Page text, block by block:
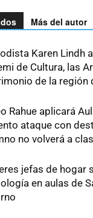
Más del autor
Karen Lindh
de Cultura, las
de la región
Rahue aplicará
ataque con
no volverá a
jefas de hogar
en aulas de